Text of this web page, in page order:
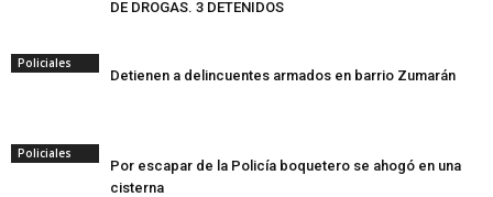
DE DROGAS. 3 DETENIDOS
Policiales
Detienen a delincuentes armados en barrio Zumarán
Policiales
Por escapar de la Policía boquetero se ahogó en una
cisterna